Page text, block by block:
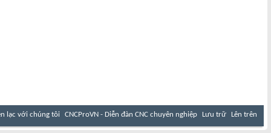
lạc với chúng tôi CNCProVN - Diễn đàn CNC chuyên nghiệp Lưu trữ Lên trên